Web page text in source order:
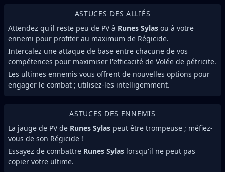
ASTUCES DES ALLIÉS
Attendez qu'il reste peu de PV à Runes Sylas ou à votre
ennemi pour profiter au maximum de Régicide.
Intercalez une attaque de base entre chacune de vos
compétences pour maximiser l'efficacité de Volée de pétricite.
Les ultimes ennemis vous offrent de nouvelles options pour
engager le combat ; utilisez-les intelligemment.
ASTUCES DES ENNEMIS
La jauge de PV de Runes Sylas peut être trompeuse ; méfiez-
vous de son Régicide !
Essayez de combattre Runes Sylas lorsqu'il ne peut pas
copier votre ultime.